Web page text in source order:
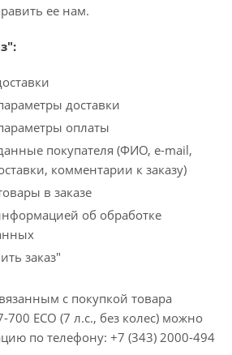
ее нам.
доставки
оплаты
покупателя (ФИО, e-mail,
комментарии к заказу)
в заказе
об обработке
заказ"
с покупкой товара
ECO (7 л.с., без колес) можно
по телефону: +7 (343) 2000-494